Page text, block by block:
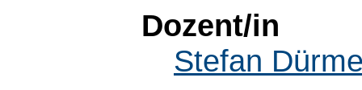
Dozent/in
Stefan